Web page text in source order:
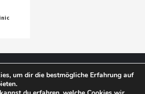
Datenschutz
um dir die bestmögliche Erfahrung auf